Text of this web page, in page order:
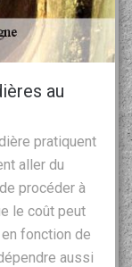
au
pratiquent
aller du
procéder à
le coût peut
fonction de
aussi